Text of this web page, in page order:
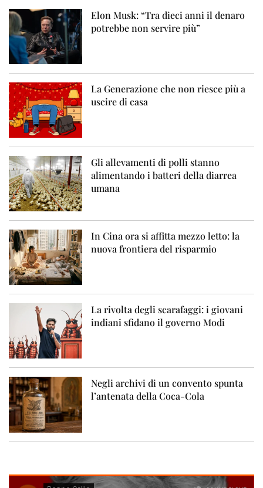
Elon Musk: “Tra dieci anni il denaro
potrebbe non servire più”
La Generazione che non riesce più a
uscire di casa
Gli allevamenti di polli stanno
alimentando i batteri della diarrea
umana
In Cina ora si affitta mezzo letto: la
nuova frontiera del risparmio
La rivolta degli scarafaggi: i giovani
indiani sfidano il governo Modi
Negli archivi di un convento spunta
l’antenata della Coca-Cola